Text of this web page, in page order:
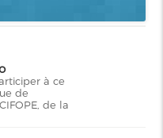
à ce
de
de la